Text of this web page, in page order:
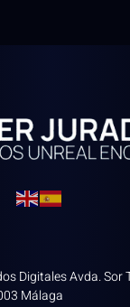
Digitales Avda. Sor
Málaga